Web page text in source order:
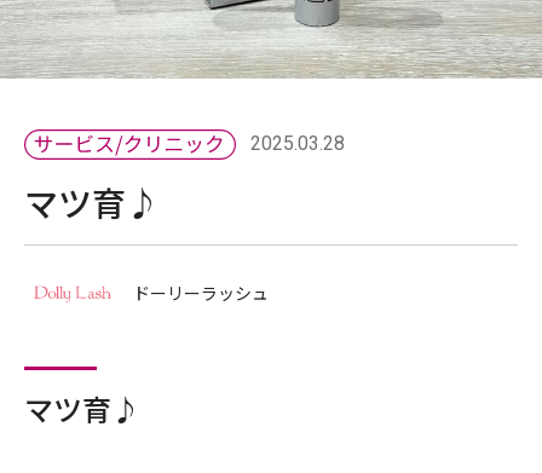
2025.03.28
マツ育♪
ドーリーラッシュ
マツ育♪